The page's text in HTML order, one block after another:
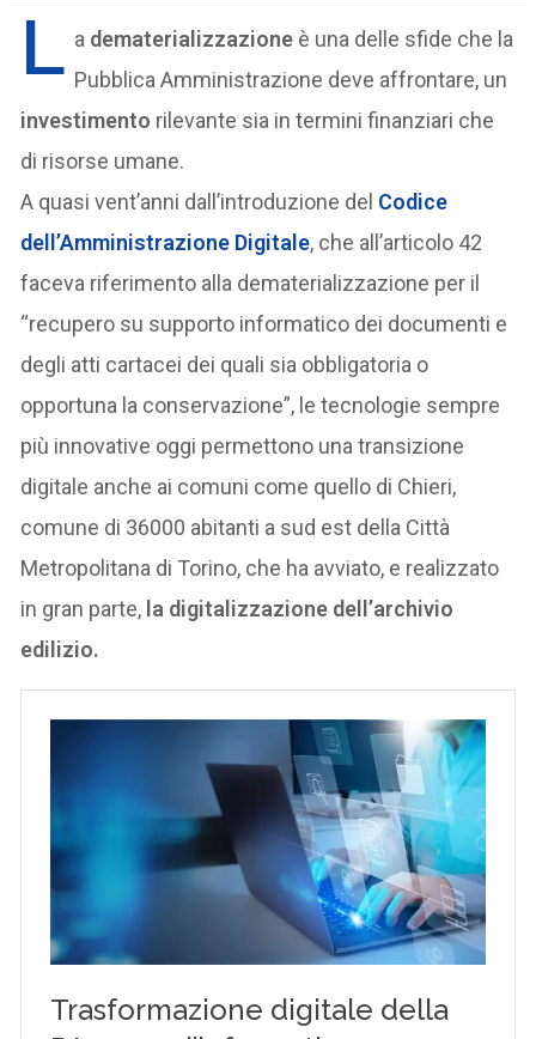
L a dematerializzazione è una delle sfide che la
Pubblica Amministrazione deve affrontare, un
investimento rilevante sia in termini finanziari che
di risorse umane.
A quasi vent’anni dall’introduzione del Codice
dell’Amministrazione Digitale, che all’articolo 42
faceva riferimento alla dematerializzazione per il
“recupero su supporto informatico dei documenti e
degli atti cartacei dei quali sia obbligatoria o
opportuna la conservazione”, le tecnologie sempre
più innovative oggi permettono una transizione
digitale anche ai comuni come quello di Chieri,
comune di 36000 abitanti a sud est della Città
Metropolitana di Torino, che ha avviato, e realizzato
in gran parte, la digitalizzazione dell’archivio
edilizio.